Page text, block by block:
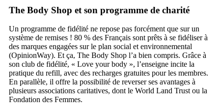
The Body Shop et son programme de charité
Un programme de fidélité ne repose pas forcément que sur un
système de remises ! 80 % des Français sont prêts à se fidéliser à
des marques engagées sur le plan social et environnemental
(OpinionWay). Et ça, The Body Shop l’a bien compris. Grâce à
son club de fidélité, « Love your body », l’enseigne incite la
pratique du refill, avec des recharges gratuites pour les membres.
En parallèle, il offre la possibilité de reverser ses avantages à
plusieurs associations caritatives, dont le World Land Trust ou la
Fondation des Femmes.